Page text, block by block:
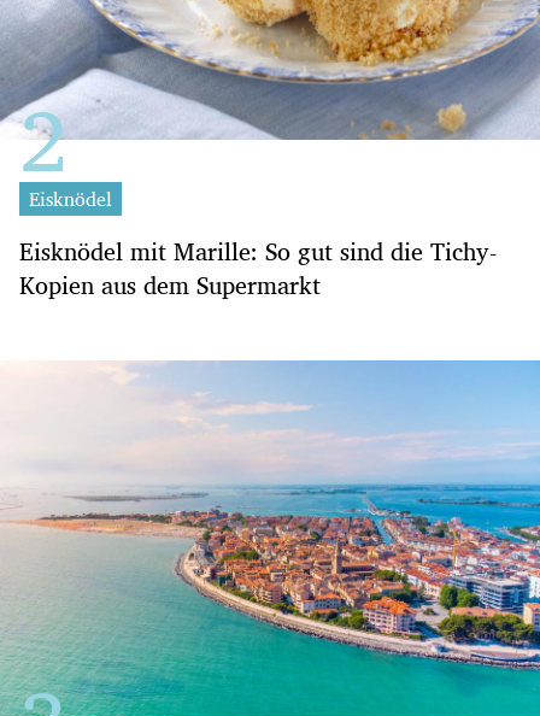
Eisknödel
Eisknödel mit Marille: So gut sind die Tichy-
Kopien aus dem Supermarkt